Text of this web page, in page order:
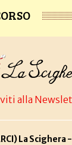
alla
La Scighera